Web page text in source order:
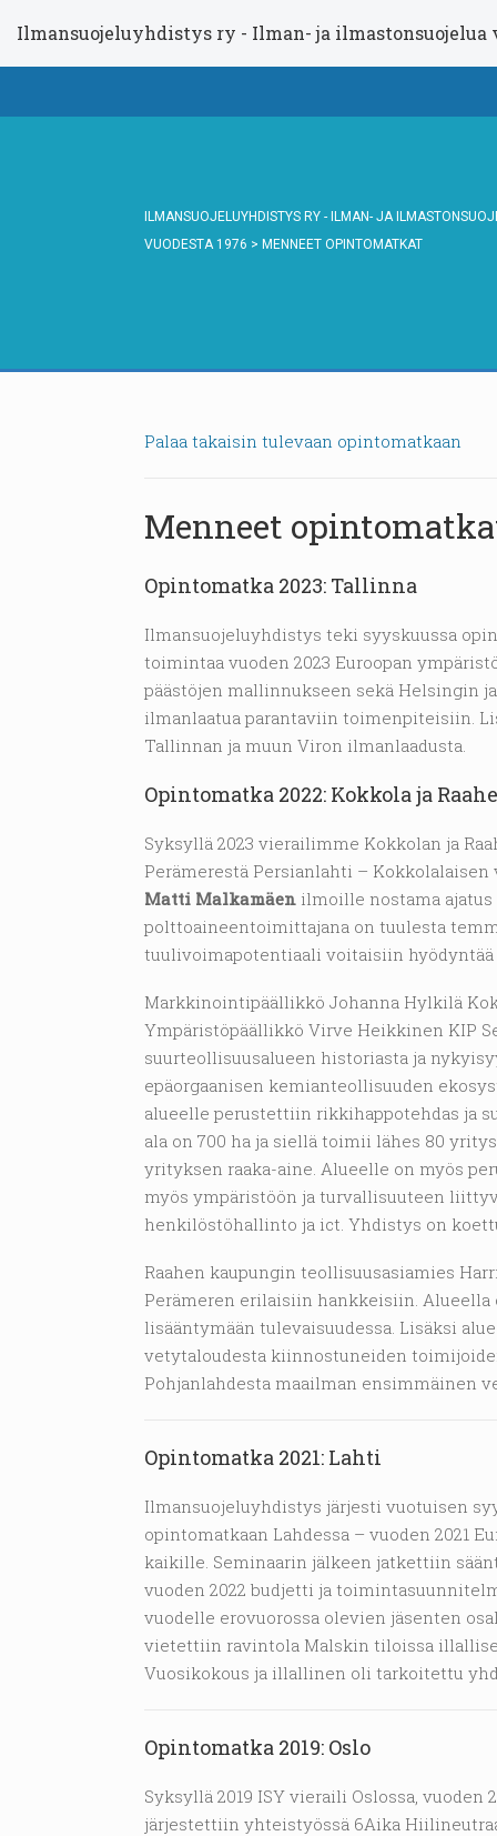
Ilmansuojeluyhdistys ry - Ilman- ja ilmastonsuojelua
ILMANSUOJELUYHDISTYS RY - ILMAN- JA
VUODESTA 1976 > MENNEET OPINTOMATKAT
Palaa takaisin tulevaan opintomatkaan
Menneet
Opintomatka 2023: Tallinna
Ilmansuojeluyhdistys teki syyskuussa
toimintaa vuoden 2023 Euroopan
päästöjen mallinnukseen sekä Helsingin
ilmanlaatua parantaviin toimenpiteisiin.
Tallinnan ja muun Viron ilmanlaadusta.
Opintomatka 2022: Kokkola ja Raahe
Syksyllä 2023 vierailimme Kokkolan ja
Perämerestä Persianlahti –
Matti Malkamäen ilmoille nostama ajatus
polttoaineentoimittajana on tuulesta
tuulivoimapotentiaali voitaisiin hyödyntää
Markkinointipäällikkö Johanna Hylkilä
Ympäristöpäällikkö Virve Heikkinen KIP
suurteollisuusalueen historiasta ja
epäorgaanisen kemianteollisuuden
alueelle perustettiin rikkihappotehdas ja
ala on 700 ha ja siellä toimii lähes 80
yrityksen raaka-aine. Alueelle on myös
myös ympäristöön ja turvallisuuteen
henkilöstöhallinto ja ict. Yhdistys on
Raahen kaupungin teollisuusasiamies
Perämeren erilaisiin hankkeisiin.
lisääntymään tulevaisuudessa. Lisäksi
vetytaloudesta kiinnostuneiden
Pohjanlahdesta maailman ensimmäinen
Opintomatka 2021: Lahti
Ilmansuojeluyhdistys järjesti vuotuisen
opintomatkaan Lahdessa – vuoden 2021
kaikille. Seminaarin jälkeen jatkettiin
vuoden 2022 budjetti ja
vuodelle erovuorossa olevien jäsenten
vietettiin ravintola Malskin tiloissa
Vuosikokous ja illallinen oli tarkoitettu
Opintomatka 2019: Oslo
Syksyllä 2019 ISY vieraili Oslossa, vuoden
järjestettiin yhteistyössä 6Aika